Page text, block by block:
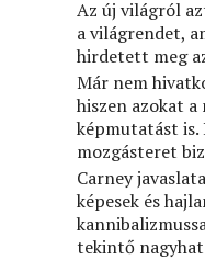
Az új világról
a világrendet,
hirdetett meg
Már nem
hiszen azokat
képmutatást is.
mozgásteret
Carney
képesek és
tekintő